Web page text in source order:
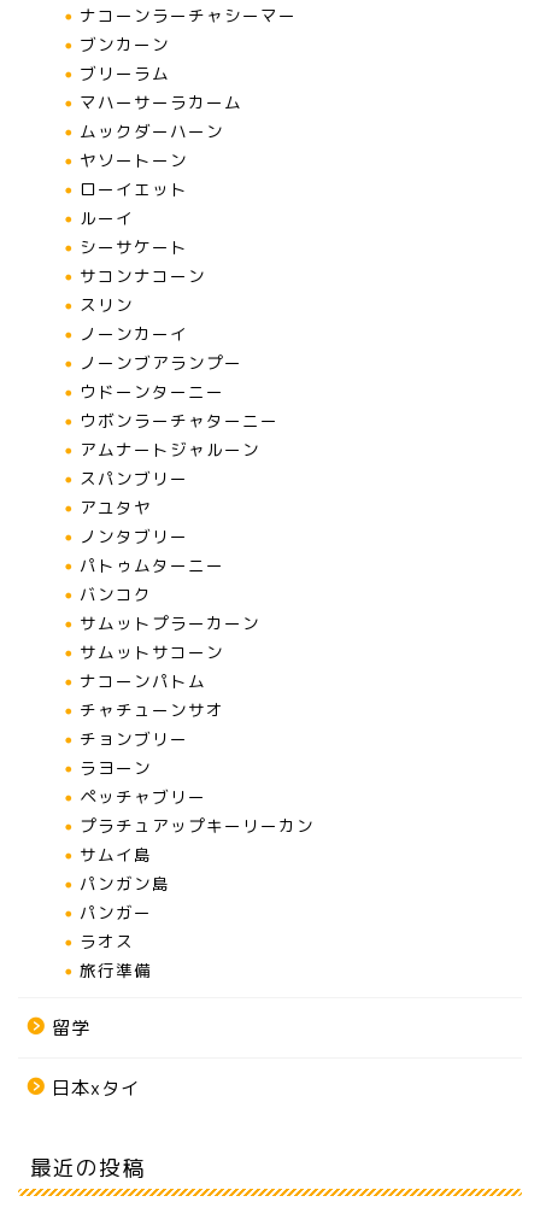
ナコーンラーチャシーマー
ブンカーン
ブリーラム
マハーサーラカーム
ムックダーハーン
ヤソートーン
ローイエット
ルーイ
シーサケート
サコンナコーン
スリン
ノーンカーイ
ノーンブアランプー
ウドーンターニー
ウボンラーチャターニー
アムナートジャルーン
スパンブリー
アユタヤ
ノンタブリー
パトゥムターニー
バンコク
サムットプラーカーン
サムットサコーン
ナコーンパトム
チャチューンサオ
チョンブリー
ラヨーン
ペッチャブリー
プラチュアップキーリーカン
サムイ島
パンガン島
パンガー
ラオス
旅行準備
留学
日本xタイ
最近の投稿